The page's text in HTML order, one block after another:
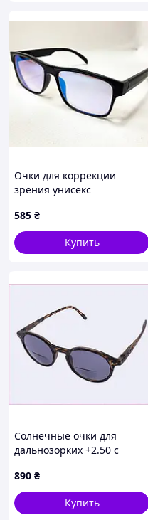
Очки для коррекции
зрения унисекс
солнцезащитные
зеркальные в пластиковой
оправе
585 ₴
Купить
Солнечные очки для
дальнозорких +2.50 с
890 ₴
Купить